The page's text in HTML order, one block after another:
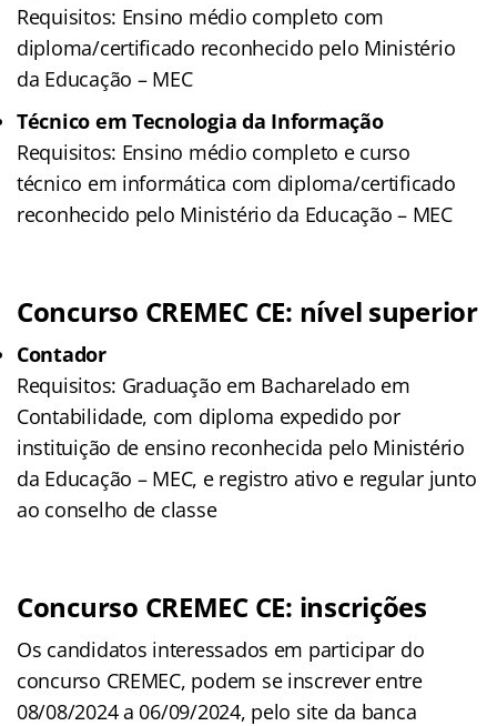
Requisitos: Ensino médio completo com
diploma/certificado reconhecido pelo Ministério
da Educação – MEC
Técnico em Tecnologia da Informação
Requisitos: Ensino médio completo e curso
técnico em informática com diploma/certificado
reconhecido pelo Ministério da Educação – MEC
Concurso CREMEC CE: nível superior
Contador
Requisitos: Graduação em Bacharelado em
Contabilidade, com diploma expedido por
instituição de ensino reconhecida pelo Ministério
da Educação – MEC, e registro ativo e regular junto
ao conselho de classe
Concurso CREMEC CE: inscrições
Os candidatos interessados em participar do
concurso CREMEC, podem se inscrever entre
08/08/2024 a 06/09/2024, pelo site da banca